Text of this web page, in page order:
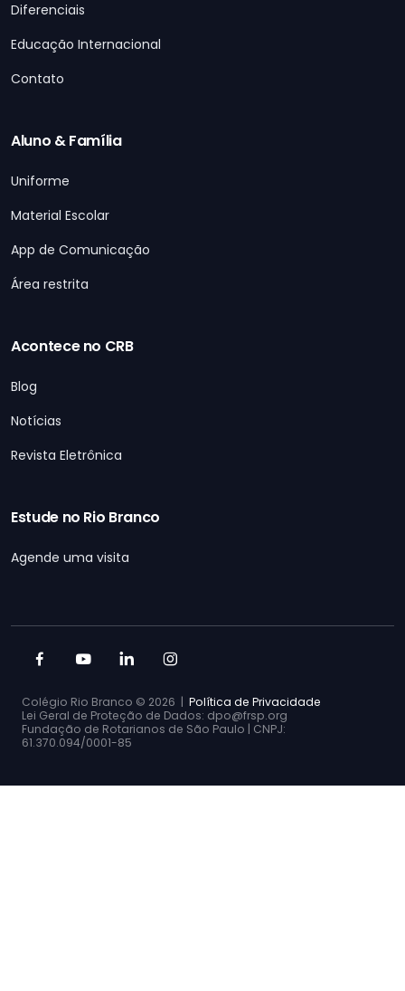
Diferenciais
Educação Internacional
Contato
Aluno & Família
Uniforme
Material Escolar
App de Comunicação
Área restrita
Acontece no CRB
Blog
Notícias
Revista Eletrônica
Estude no Rio Branco
Agende uma visita
Colégio Rio Branco © 2026 | Política de Privacidade
Lei Geral de Proteção de Dados: dpo@frsp.org
Fundação de Rotarianos de São Paulo | CNPJ:
61.370.094/0001-85